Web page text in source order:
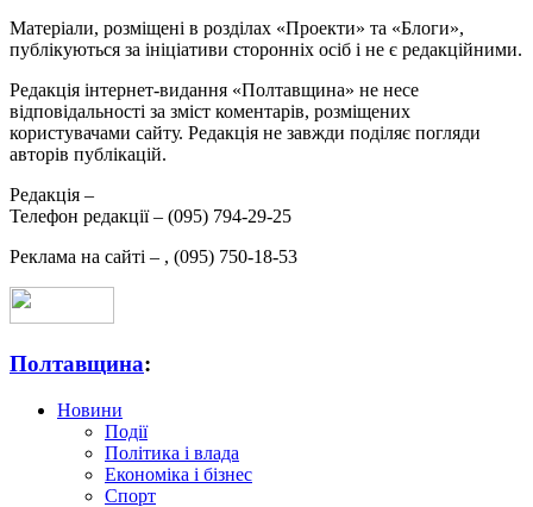
Матеріали, розміщені в розділах «Проекти» та «Блоги»,
публікуються за ініціативи сторонніх осіб і не є редакційними.
Редакція інтернет-видання «Полтавщина» не несе
відповідальності за зміст коментарів, розміщених
користувачами сайту. Редакція не завжди поділяє погляди
авторів публікацій.
Редакція –
Телефон редакції – (095) 794-29-25
Реклама на сайті – , (095) 750-18-53
Полтавщина:
Новини
Події
Політика і влада
Економіка і бізнес
Спорт